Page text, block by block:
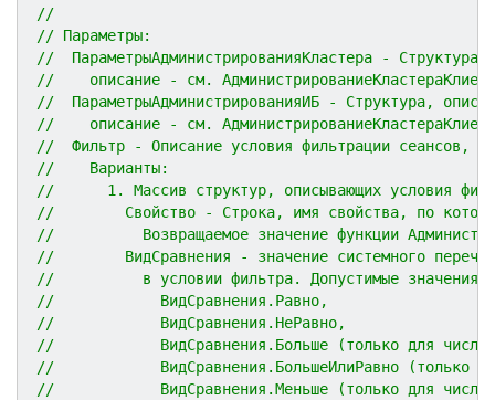
//
// Параметры:
//  ПараметрыАдминистрированияКластера -
//    описание - см.
//  ПараметрыАдминистрированияИБ - Структура,
//    описание - см.
//  Фильтр - Описание условия фильтрации сеансов,
//    Варианты:
//      1. Массив структур, описывающих условия
//        Свойство - Строка, имя свойства, по
//          Возвращаемое значение функции
//        ВидСравнения - значение системного
//          в условии фильтра. Допустимые значения:
//            ВидСравнения.Равно,
//            ВидСравнения.НеРавно,
//            ВидСравнения.Больше (только для
//            ВидСравнения.БольшеИлиРавно (только
//            ВидСравнения.Меньше (только для